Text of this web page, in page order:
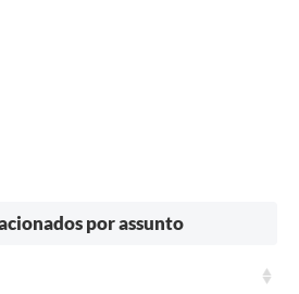
por assunto